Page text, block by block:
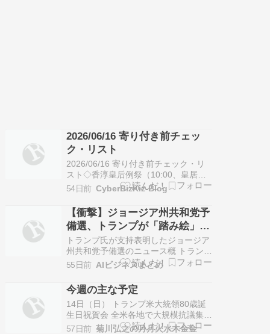
2026/06/16 寄り付き前チェッ
ク・リスト
2026/06/16 寄り付き前チェック・リ
スト◇香淳皇后例祭（10:00、皇居・
宮中三殿の皇霊殿）◇日銀（BOJ）政
策委員会・金融政策決定会合 最終日◇
日銀（BOJ）金融政策決定会合の終了
後に政策金利の結果・金融市場調節方
針公表（正午前後、日銀）◇日銀
（BOJ）が長期国債買い入…
54日前 CyberBizKiz-Blog
【衝撃】ジョージア州共和党予
備選、トランプが「踏み絵」強
行でケンプ知事と激突！
トランプ氏が支持表明したジョージア
州共和党予備選のニュース概 トランプ
大統領はジョージア州で行われる共和
において、マイク・コリンズ下院議員
への支持を表明しました。 この選挙
は、民主党のジョン・オソフ上院議員
の対抗馬を決める重要な争いとなりま
す。 …
55日前 AIビジネスまとめ
今週の主な予定
14日（日） トランプ米大統領80歳誕
生日祝賀会 全米各地で大規模抗議集会
「No Kings」 15日（月） 米NY連銀製
57日前 菊川弘之の月月火水木金金